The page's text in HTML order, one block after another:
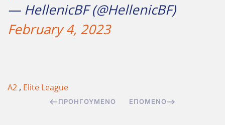
— HellenicBF (@HellenicBF)
February 4, 2023
Α2 , Elite League
ΠΡΟΗΓΟΎΜΕΝΟ ΕΠΌΜΕΝΟ